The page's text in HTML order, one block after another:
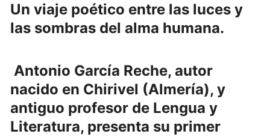
Un viaje poético entre las luces y
las sombras del alma humana.
Antonio García Reche, autor
nacido en Chirivel (Almería), y
antiguo profesor de Lengua y
Literatura, presenta su primer